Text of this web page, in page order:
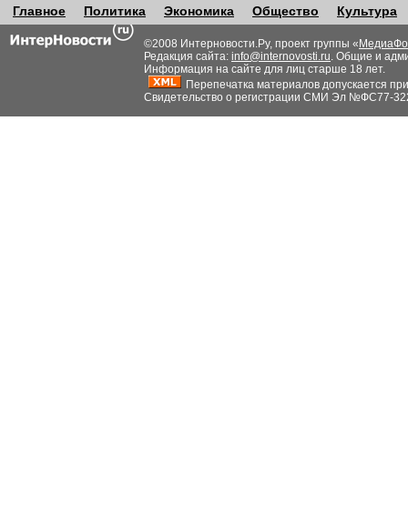
Главное Политика Экономика Общество Культура
©2008 Интерновости.Ру, проект группы «
Редакция сайта: info@internovosti.ru. Общие и
Информация на сайте для лиц старше 18 лет.
Перепечатка материалов допускается
Свидетельство о регистрации СМИ Эл №ФС77-